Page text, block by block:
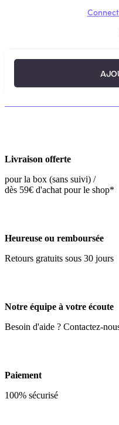
Livraison offerte
pour la box (sans suivi) /
dès 59€ d'achat pour le shop*
Heureuse ou remboursée
Retours gratuits sous 30 jours
Notre équipe à votre écoute
Besoin d'aide ? Contactez-
Paiement
100% sécurisé